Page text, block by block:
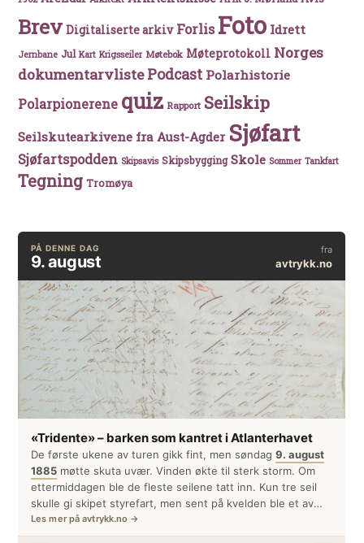
Brev Digitaliserte arkiv Forlis Foto Idrett
Jernbane Jul Kart Krigsseiler Møtebok Møteprotokoll Norges
dokumentarvlistePodcast Polarhistorie
Polarpionerene quiz Rapport Seilskip
Seilskutearkivene fra Aust-Agder Sjøfart
Sjøfartspodden Skipsavis Skipsbygging Skole Sommer Tankfart
Tegning Tromøya